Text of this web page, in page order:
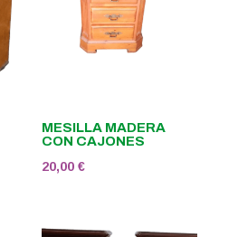
MESILLA MADERA
CON CAJONES
20,00€